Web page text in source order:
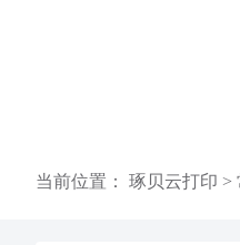
当前位置： 琢贝云打印 >